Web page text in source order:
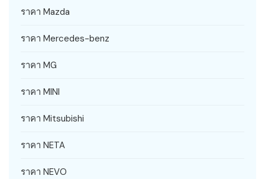
ราคา Mazda
ราคา Mercedes-benz
ราคา MG
ราคา MINI
ราคา Mitsubishi
ราคา NETA
ราคา NEVO